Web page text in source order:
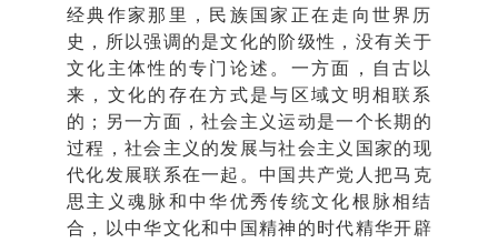
经典作家那里，民族国家正在走向世界历
史，所以强调的是文化的阶级性，没有关于
文化主体性的专门论述。一方面，自古以
来，文化的存在方式是与区域文明相联系
的；另一方面，社会主义运动是一个长期的
过程，社会主义的发展与社会主义国家的现
代化发展联系在一起。中国共产党人把马克
思主义魂脉和中华优秀传统文化根脉相结
合，以中华文化和中国精神的时代精华开辟